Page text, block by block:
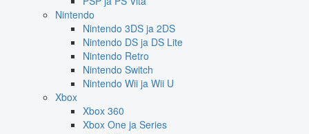
Nintendo
Nintendo 3DS ja 2DS
Nintendo DS ja DS Lite
Nintendo Retro
Nintendo Switch
Nintendo Wii ja Wii U
Xbox
Xbox 360
Xbox One ja Series